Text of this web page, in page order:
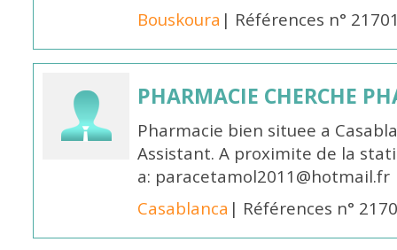
Bouskoura | Références n°
PHARMACIE CHERCHE
Pharmacie bien situee a
Assistant. A proximite de la
a: paracetamol2011@hotmail.fr
Casablanca | Références n°